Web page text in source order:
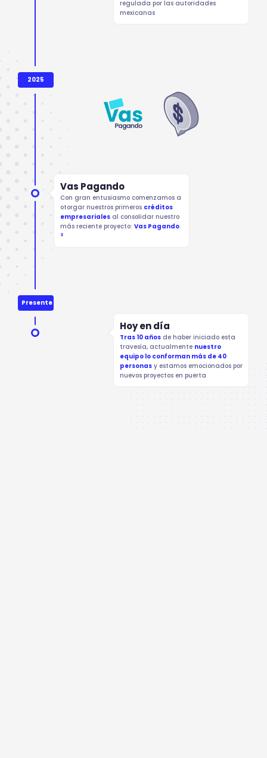
regulada por las autoridades
mexicanas
2025
Vas Pagando
Con gran entusiasmo comenzamos a
otorgar nuestros primeros créditos
empresariales al consolidar nuestro
más reciente proyecto: Vas Pagando
3
Presente
Hoy en día
Tras 10 años de haber iniciado esta
travesía, actualmente nuestro
equipo lo conforman más de 40
personas y estamos emocionados por
nuevos proyectos en puerta